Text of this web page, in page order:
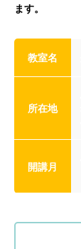
ます。
教室名
所在地
開講月